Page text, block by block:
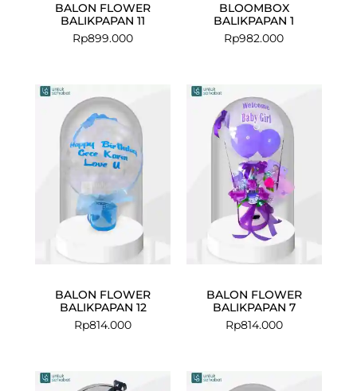
BALON FLOWER
BALIKPAPAN 11
Rp899.000
BLOOMBOX
BALIKPAPAN 1
Rp982.000
BALON FLOWER
BALIKPAPAN 12
Rp814.000
BALON FLOWER
BALIKPAPAN 7
Rp814.000